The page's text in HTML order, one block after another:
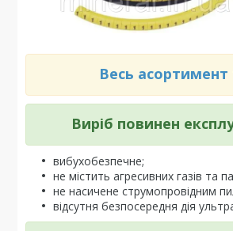
Весь асортимент
Виріб повинен
вибухобезпечне;
не містить агресивних газів та
не насичене струмопровідним
відсутня безпосередня дія